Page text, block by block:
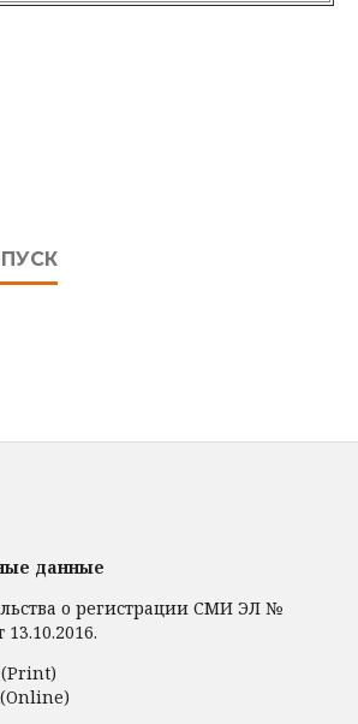
данные
о регистрации СМИ ЭЛ №
(Print)